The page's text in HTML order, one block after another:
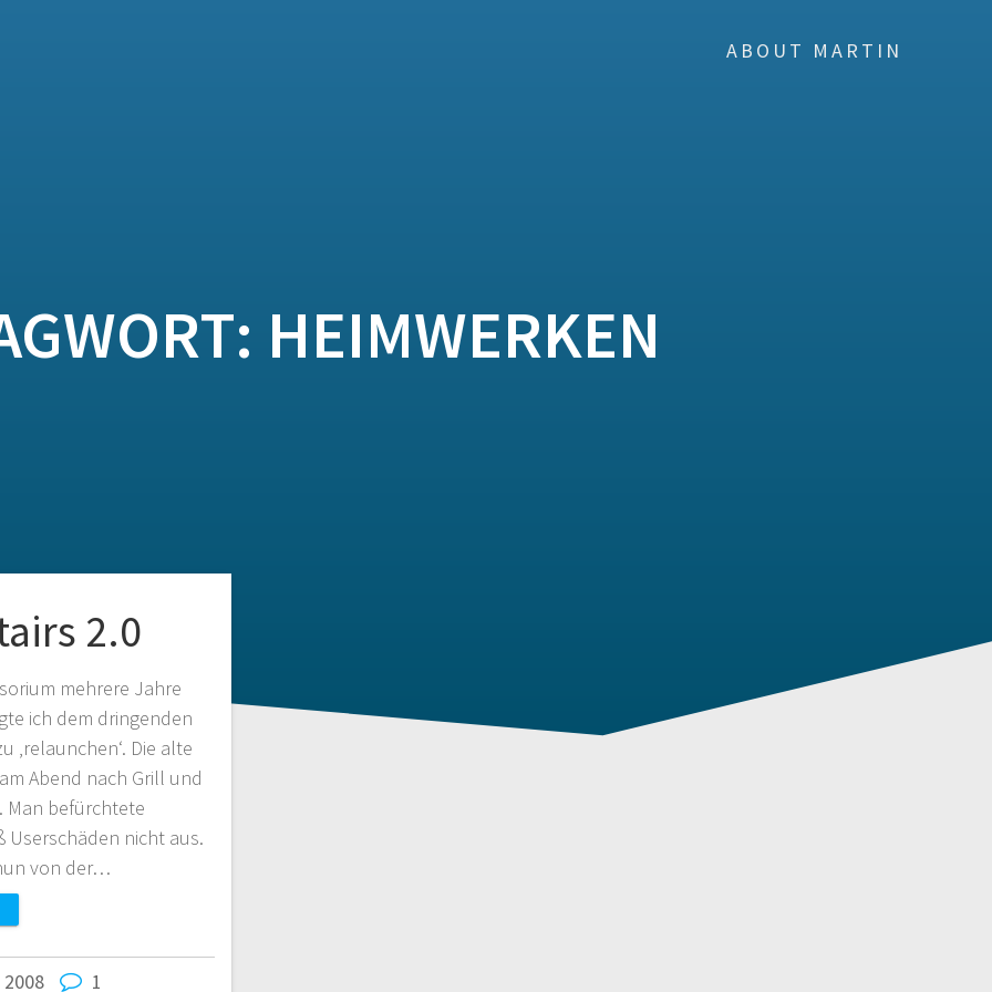
ABOUT MARTIN
HEIMWERKEN
2.0
mehrere Jahre
ich dem dringenden
‚relaunchen‘. Die alte
Abend nach Grill und
Man befürchtete
nicht aus.
von der…
2008 1